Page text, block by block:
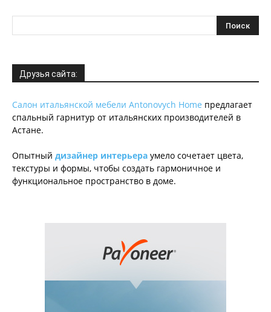
Друзья сайта:
Салон итальянской мебели Antonovych Home предлагает
спальный гарнитур от итальянских производителей в
Астане.
Опытный дизайнер интерьера умело сочетает цвета,
текстуры и формы, чтобы создать гармоничное и
функциональное пространство в доме.